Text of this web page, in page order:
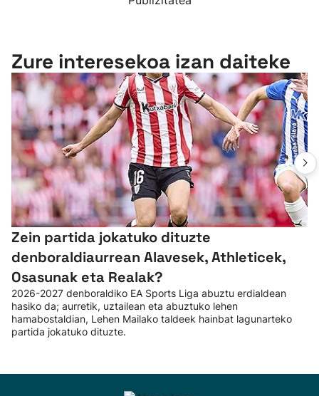
Zure interesekoa izan daiteke
Zein partida jokatuko dituzte
denboraldiaurrean Alavesek, Athleticek,
Osasunak eta Realak?
2026-2027 denboraldiko EA Sports Liga abuztu erdialdean
hasiko da; aurretik, uztailean eta abuztuko lehen
hamabostaldian, Lehen Mailako taldeek hainbat lagunarteko
partida jokatuko dituzte.